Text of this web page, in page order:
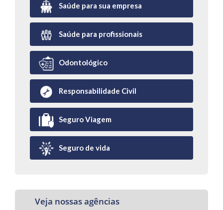
Saúde para sua empresa
Saúde para profissionais
Odontológico
Responsabilidade Civil
Seguro Viagem
Seguro de vida
Veja nossas agências